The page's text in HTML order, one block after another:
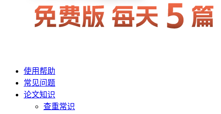
使用帮助
常见问题
论文知识
查重常识